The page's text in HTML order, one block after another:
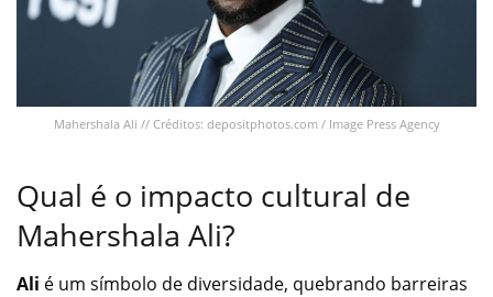
Mahershala Ali // Créditos: depositphotos.com / Image Press Agency
Qual é o impacto cultural de
Mahershala Ali?
Ali é um símbolo de diversidade, quebrando barreiras